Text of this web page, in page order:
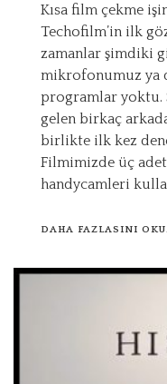
Kısa film çekme
Techofilm’in ilk
zamanlar şimdiki
mikrofonumuz ya
programlar yoktu.
gelen birkaç
birlikte ilk kez
Filmimizde üç adet
handycamleri
DAHA FAZLASINI